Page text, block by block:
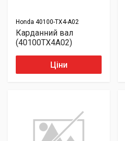
Honda 40100-TX4-A02
Карданний вал
(40100TX4A02)
Ціни